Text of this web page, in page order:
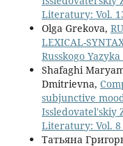
Literatury: Vol.
Olga Grekova,
LEXICAL-
Russkogo
Shafaghi
Dmitrievna,
subjunctive
Issledovatel'skiy
Literatury: Vol. 8
Татьяна